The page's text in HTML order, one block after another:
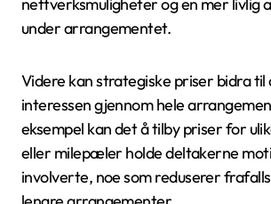
nettverksmuligheter og en mer
under arrangementet.
Videre kan strategiske priser bidra
interessen gjennom hele
eksempel kan det å tilby priser for
eller milepæler holde deltakerne
involverte, noe som reduserer